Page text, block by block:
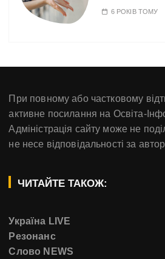
6 РОКІВ ТОМУ
При повному або частковому
активне посилання на Освіта-
Адміністрація сайту може не
не несе відповідальності за
ЧИТАЙТЕ ТАКОЖ:
Україна LIVE
Резонанс
Слово NEWS